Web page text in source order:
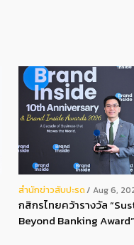
สํานักข่าวสับปะรด Aug 6,
กสิกรไทยคว้ารางวัล
Beyond Banking Award”